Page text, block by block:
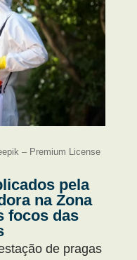
– Premium License
pela
na Zona
focos das
de pragas